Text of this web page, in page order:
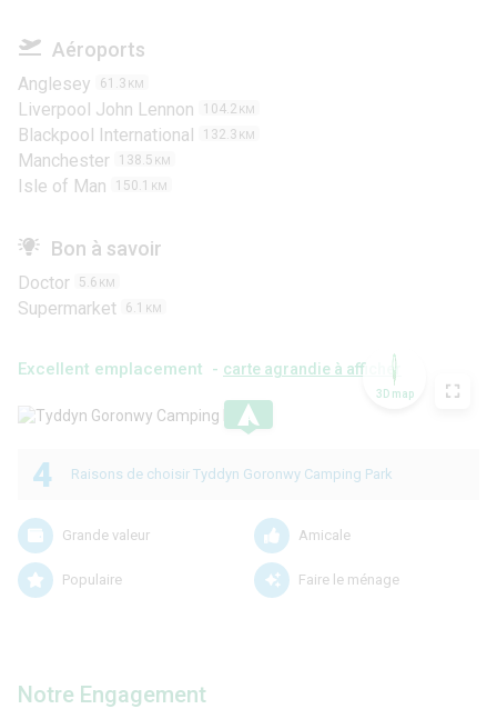
Aéroports
Anglesey 61.3 KM
Liverpool John Lennon 104.2 KM
Blackpool International 132.3 KM
Manchester 138.5 KM
Isle of Man 150.1 KM
Bon à savoir
Doctor 5.6 KM
Supermarket 6.1 KM
Excellent emplacement - carte agrandie à afficher
.
3D map
4 Raisons de choisir Tyddyn Goronwy Camping Park
Grande valeur Amicale
Populaire Faire le ménage
Notre Engagement